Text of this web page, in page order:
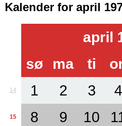
Kalender for april
april
sø
ma ti
14 1 2 3 4
15 8 9 10